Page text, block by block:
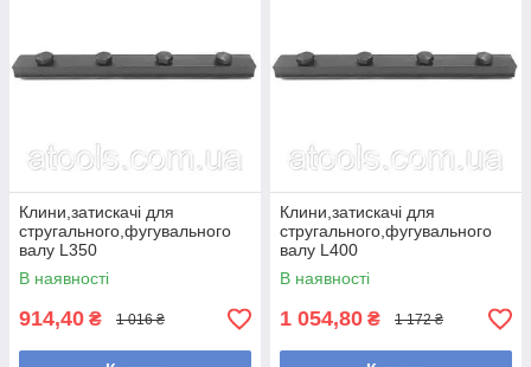
Клини,затискачі для
стругального,фугувального
валу L350
В наявності
914,40 ₴ 1 016 ₴
Клини,затискачі для
стругального,фугувального
валу L400
В наявності
1 054,80 ₴ 1 172 ₴